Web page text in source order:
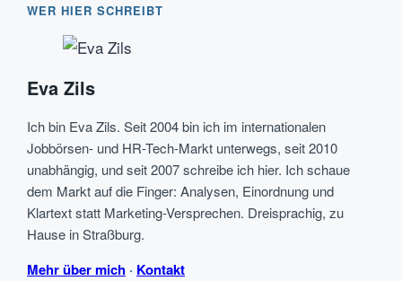
WER HIER SCHREIBT
Eva Zils
Ich bin Eva Zils. Seit 2004 bin ich im internationalen
Jobbörsen- und HR-Tech-Markt unterwegs, seit 2010
unabhängig, und seit 2007 schreibe ich hier. Ich schaue
dem Markt auf die Finger: Analysen, Einordnung und
Klartext statt Marketing-Versprechen. Dreisprachig, zu
Hause in Straßburg.
Mehr über mich · Kontakt